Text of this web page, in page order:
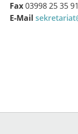
Fax03998 25 35 91
E-Mail